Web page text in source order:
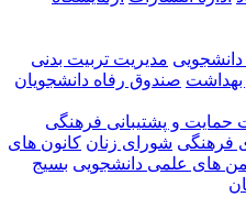
مدیریت تربیت بدنی
صندوق رفاه دانشجویان
حمایت و پشتیبانی فرهنگی
فرهنگی شورای زنان کانون های
های علمی دانشجویی بسیج